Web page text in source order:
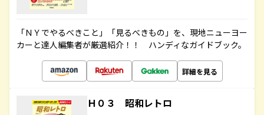
「ＮＹでやるべきこと」「見るべきもの」を、現地ニューヨー
カーと達人編集者が厳選紹介！！ ハンディなガイドブック。
詳細を見る
Ｈ０３ 昭和レトロ